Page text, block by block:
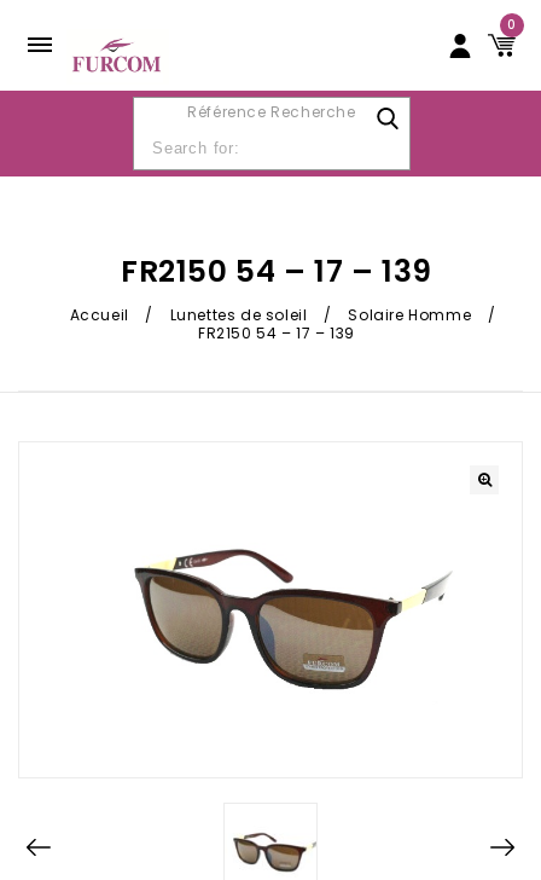
0
Référence Recherche
FR2150 54 – 17 – 139
Accueil / Lunettes de soleil / Solaire Homme
/
FR2150 54 – 17 – 139